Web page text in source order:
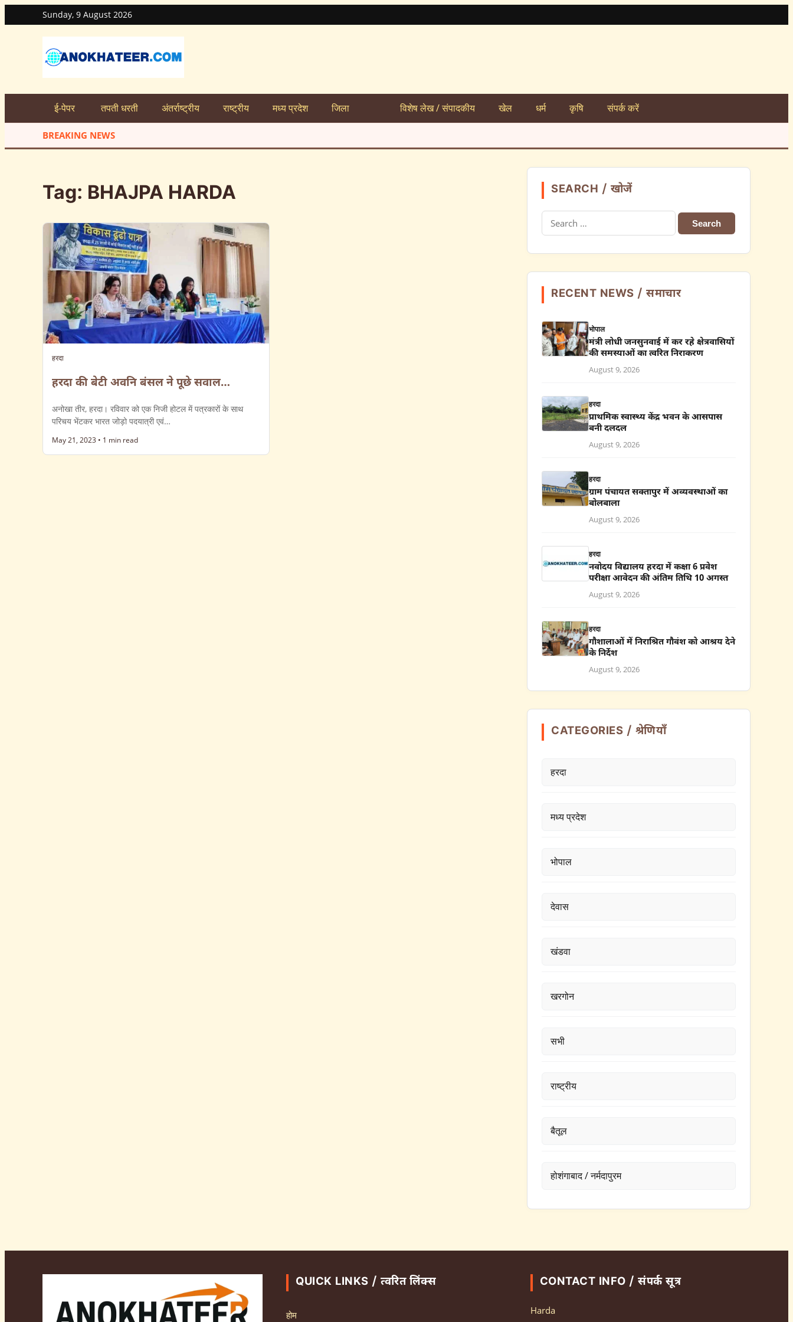
Sunday, 9 August 2026
ई-पेपर तपती धरती अंतर्राष्ट्रीय राष्ट्रीय मध्य प्रदेश जिला विशेष लेख / संपादकीय खेल धर्म कृषि संपर्क करें
BREAKING NEWS
Tag: BHAJPA HARDA
हरदा
हरदा की बेटी अवनि बंसल ने पूछे सवाल…
अनोखा तीर, हरदा। रविवार को एक निजी होटल में पत्रकारों के साथ
परिचय भेंटकर भारत जोड़ो पदयात्री एवं…
May 21, 2023 • 1 min read
SEARCH / खोजें
Search
for:
RECENT NEWS / समाचार
भोपाल
मंत्री लोधी जनसुनवाई में कर रहे क्षेत्रवासियों
की समस्याओं का त्वरित निराकरण
August 9, 2026
हरदा
प्राथमिक स्वास्थ्य केंद्र भवन के आसपास
बनी दलदल
August 9, 2026
हरदा
ग्राम पंचायत सक्तापुर में अव्यवस्थाओं का
बोलबाला
August 9, 2026
हरदा
नवोदय विद्यालय हरदा में कक्षा 6 प्रवेश
परीक्षा आवेदन की अंतिम तिथि 10 अगस्त
August 9, 2026
हरदा
गौशालाओं में निराश्रित गौवंश को आश्रय देने
के निर्देश
August 9, 2026
CATEGORIES / श्रेणियाँ
हरदा
मध्य प्रदेश
भोपाल
देवास
खंडवा
खरगोन
सभी
राष्ट्रीय
बैतूल
होशंगाबाद / नर्मदापुरम
QUICK LINKS / त्वरित लिंक्स
होम
CONTACT INFO / संपर्क सूत्र
Harda